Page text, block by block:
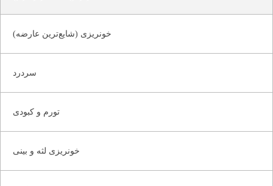
خونریزی (شایع‌ترین عارضه)
سردرد
تورم و کبودی
خونریزی لثه و بینی